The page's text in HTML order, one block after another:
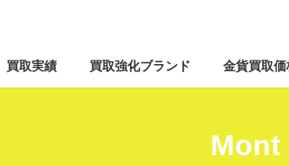
買取実績 買取強化ブランド 金貨買取価
Mont